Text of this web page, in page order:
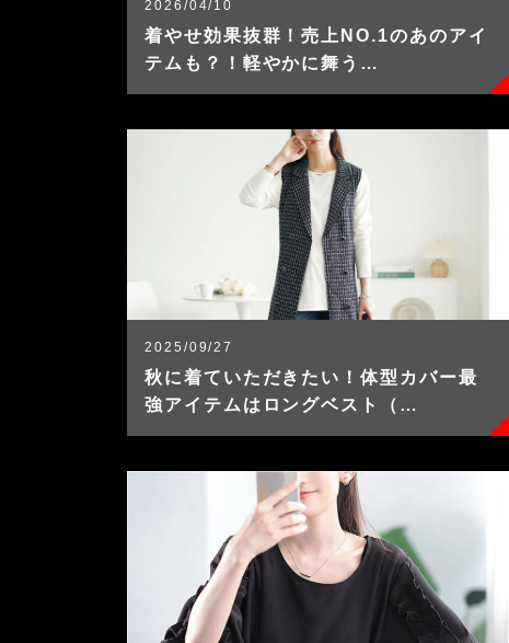
2026/04/10
着やせ効果抜群！売上NO.1のあのアイ
テムも？！軽やかに舞う…
2025/09/27
秋に着ていただきたい！体型カバー最
強アイテムはロングベスト（…